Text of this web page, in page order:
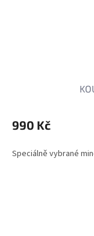
990 Kč
Speciálně vybrané